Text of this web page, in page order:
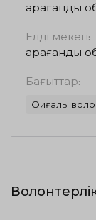
Қарағанды
Елді мекен:
Қарағанды
Бағыттар:
Оқиғалық